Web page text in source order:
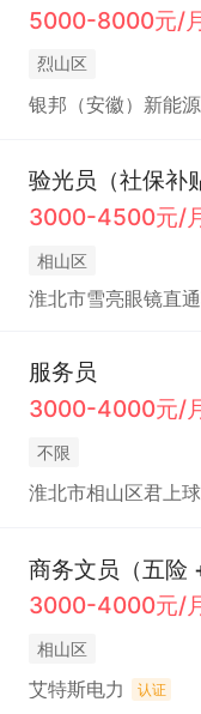
5000-8000元/
烈山区
银邦（安徽）新能
验光员（社保补
3000-4500元/
相山区
淮北市雪亮眼镜直
服务员
3000-4000元/
不限
淮北市相山区君上
3000-4000元/
相山区
艾特斯电力 认证